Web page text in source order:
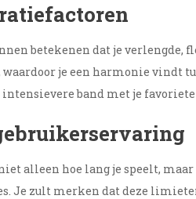
betekenen dat je verlengde,
je een harmonie vindt
intensievere band met je
alleen hoe lang je speelt,
Je zult merken dat deze